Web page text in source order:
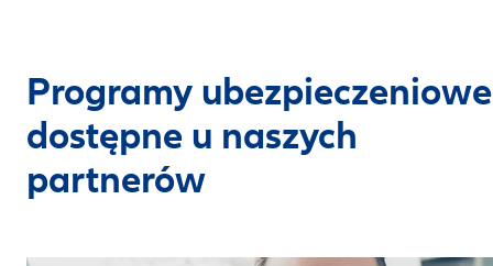
Programy ubezpieczeniowe
dostępne u naszych
partnerów